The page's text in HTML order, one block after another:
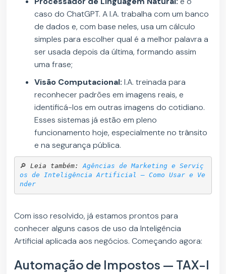
caso do ChatGPT. A I.A. trabalha com um banco
de dados e, com base neles, usa um cálculo
simples para escolher qual é a melhor palavra a
ser usada depois da última, formando assim
uma frase;
Visão Computacional:I.A. treinada para
reconhecer padrões em imagens reais, e
identificá-los em outras imagens do cotidiano.
Esses sistemas já estão em pleno
funcionamento hoje, especialmente no trânsito
e na segurança pública.
🔎 Leia também: Agências de Marketing e Serviç
os de Inteligência Artificial – Como Usar e Ve
nder
Com isso resolvido, já estamos prontos para
conhecer alguns casos de uso da Inteligência
Artificial aplicada aos negócios. Começando agora:
Automação de Impostos — TAX-I